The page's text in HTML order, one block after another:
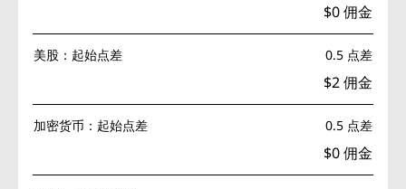
$0 佣金
美股：起始点差 0.5 点差
$2 佣金
加密货币：起始点差 0.5 点差
$0 佣金